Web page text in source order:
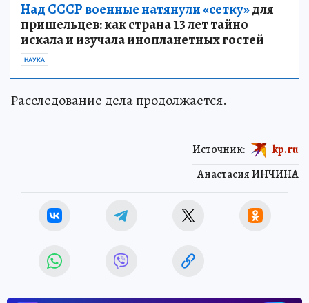
Над СССР военные натянули «сетку»для
пришельцев: как страна 13 лет тайно
искала и изучала инопланетных гостей
НАУКА
Расследование дела продолжается.
Анастасия ИНЧИНА
Источник: kp.ru